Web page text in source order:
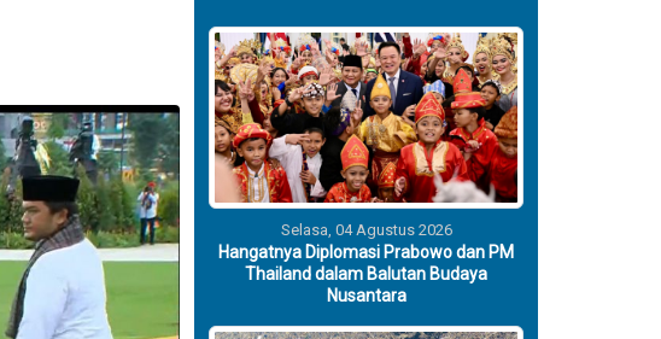
Selasa, 04 Agustus 2026
Hangatnya Diplomasi Prabowo dan PM
Thailand dalam Balutan Budaya
Nusantara